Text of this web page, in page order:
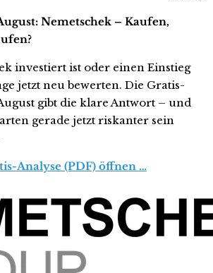
Nemetschek – Kaufen,
investiert ist oder einen Einstieg
jetzt neu bewerten. Die Gratis-
gibt die klare Antwort – und
gerade jetzt riskanter sein
Analyse (PDF) öffnen …